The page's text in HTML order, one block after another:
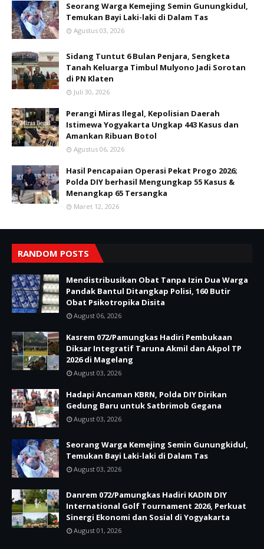
Seorang Warga Kemejing Semin Gunungkidul,
Temukan Bayi Laki-laki di Dalam Tas
Agustus 03, 2026
Sidang Tuntut 6 Bulan Penjara, Sengketa
Tanah Keluarga Timbul Mulyono Jadi Sorotan
di PN Klaten
Juli 30, 2026
Perangi Miras Ilegal, Kepolisian Daerah
Istimewa Yogyakarta Ungkap 443 Kasus dan
Amankan Ribuan Botol
Agustus 06, 2026
Hasil Pencapaian Operasi Pekat Progo 2026;
Polda DIY berhasil Mengungkap 55 Kasus &
Menangkap 65 Tersangka
Maret 12, 2026
RANDOM POSTS
Mendistribusikan Obat Tanpa Izin Dua Warga
Pandak Bantul Ditangkap Polisi, 160 Butir
Obat Psikotropika Disita
August 06, 2026
Kasrem 072/Pamungkas Hadiri Pembukaan
Diksar Integratif Taruna Akmil dan Akpol TP
2026 di Magelang
August 03, 2026
Hadapi Ancaman KBRN, Polda DIY Dirikan
Gedung Baru untuk Satbrimob Gegana
August 03, 2026
Seorang Warga Kemejing Semin Gunungkidul,
Temukan Bayi Laki-laki di Dalam Tas
August 03, 2026
Danrem 072/Pamungkas Hadiri KADIN DIY
International Golf Tournament 2026, Perkuat
Sinergi Ekonomi dan Sosial di Yogyakarta
August 01, 2026